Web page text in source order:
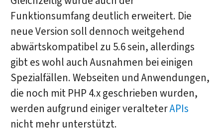
Funktionsumfang deutlich erweitert. Die
neue Version soll dennoch weitgehend
abwärtskompatibel zu 5.6 sein, allerdings
gibt es wohl auch Ausnahmen bei einigen
Spezialfällen. Webseiten und Anwendungen,
die noch mit PHP 4.x geschrieben wurden,
werden aufgrund einiger veralteterAPIs
nicht mehr unterstützt.